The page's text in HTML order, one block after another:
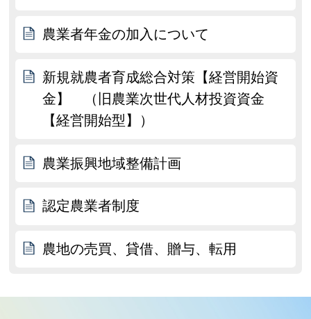
農業者年金の加入について
新規就農者育成総合対策【経営開始資
金】 （旧農業次世代人材投資資金
【経営開始型】）
農業振興地域整備計画
認定農業者制度
農地の売買、貸借、贈与、転用